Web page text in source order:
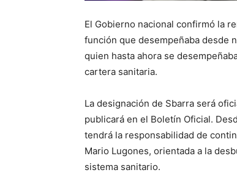
El Gobierno nacional confirmó la
función que desempeñaba desde
quien hasta ahora se
cartera sanitaria.
La designación de Sbarra será
publicará en el Boletín Oficial.
tendrá la responsabilidad de
Mario Lugones, orientada a la
sistema sanitario.